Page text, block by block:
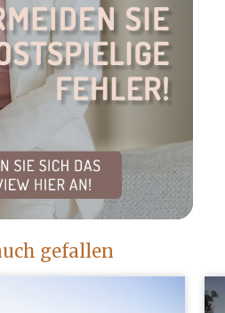
gefallen